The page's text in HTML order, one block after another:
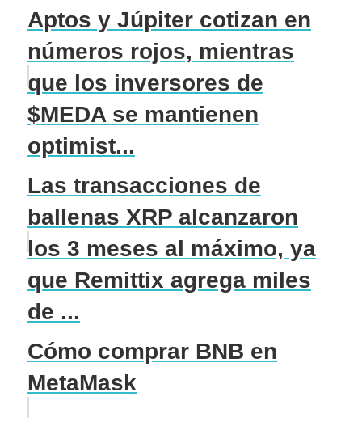
Aptos y Júpiter cotizan en
números rojos, mientras
que los inversores de
$MEDA se mantienen
optimist...
Las transacciones de
ballenas XRP alcanzaron
los 3 meses al máximo, ya
que Remittix agrega miles
de ...
Cómo comprar BNB en
MetaMask